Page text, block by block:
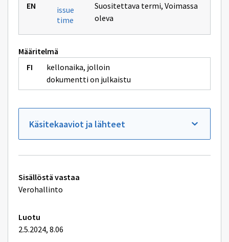
issue
time
Suositettava termi, Voimassa
oleva
Määritelmä
kellonaika, jolloin
dokumentti on julkaistu
Käsitekaaviot ja lähteet
Tekniset
lisätiedot
Sisällöstä vastaa
Verohallinto
Luotu
2.5.2024, 8.06